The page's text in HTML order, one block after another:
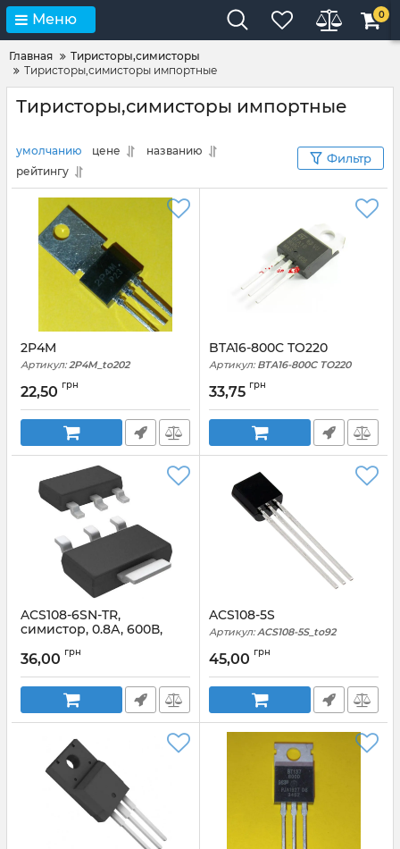
Меню 0
Главная
Тиристоры,симисторы
Тиристоры,симисторы импортные
Тиристоры,симисторы импортные
умолчанию цене
названию
рейтингу
Фильтр
2P4M
Артикул: 2P4M_to202
22,50 грн
BTA16-800C TO220
Артикул: BTA16-800C TO220
33,75 грн
ACS108-6SN-TR,
cимистор, 0.8А, 600В,
Артикул: ACS108-6SN-TR_SOT223
36,00 грн
ACS108-5S
Артикул: ACS108-5S_to92
45,00 грн